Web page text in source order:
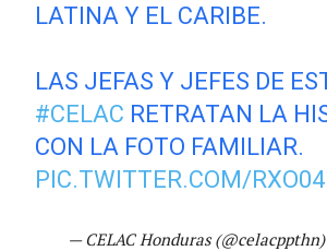
LATINA Y EL CARIBE.
LAS JEFAS Y JEFES DE
#CELAC RETRATAN LA
CON LA FOTO FAMILIAR.
PIC.TWITTER.COM/
— CELAC Honduras (@celacppthn)